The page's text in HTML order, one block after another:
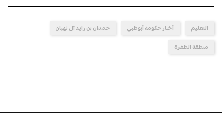
التعليم أخبار حكومة أبوظبي حمدان بن زايد آل نهيان
منطقة الظفرة